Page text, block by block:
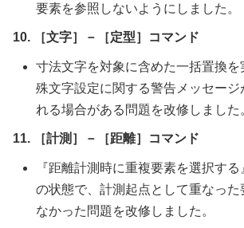
要素を参照しないようにしました。
10. ［文字］－［定型］コマンド
寸法文字を対象に含めた一括置換
殊文字設定に関する警告メッセージ
れる場合がある問題を改修しました
11. ［計測］－［距離］コマンド
『距離計測時に重複要素を選択す
の状態で、計測起点として重なった
なかった問題を改修しました。